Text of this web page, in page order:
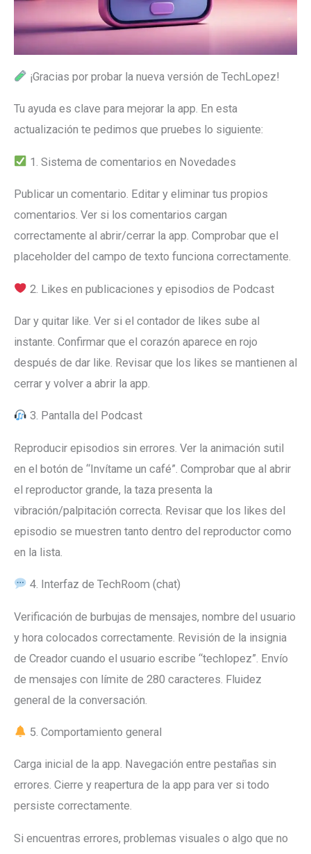
¡Gracias por probar la nueva versión de TechLopez!
Tu ayuda es clave para mejorar la app. En esta
actualización te pedimos que pruebes lo siguiente:
1. Sistema de comentarios en Novedades
Publicar un comentario. Editar y eliminar tus propios
comentarios. Ver si los comentarios cargan
correctamente al abrir/cerrar la app. Comprobar que el
placeholder del campo de texto funciona correctamente.
2. Likes en publicaciones y episodios de Podcast
Dar y quitar like. Ver si el contador de likes sube al
instante. Confirmar que el corazón aparece en rojo
después de dar like. Revisar que los likes se mantienen al
cerrar y volver a abrir la app.
3. Pantalla del Podcast
Reproducir episodios sin errores. Ver la animación sutil
en el botón de “Invítame un café”. Comprobar que al abrir
el reproductor grande, la taza presenta la
vibración/palpitación correcta. Revisar que los likes del
episodio se muestren tanto dentro del reproductor como
en la lista.
4. Interfaz de TechRoom (chat)
Verificación de burbujas de mensajes, nombre del usuario
y hora colocados correctamente. Revisión de la insignia
de Creador cuando el usuario escribe “techlopez”. Envío
de mensajes con límite de 280 caracteres. Fluidez
general de la conversación.
5. Comportamiento general
Carga inicial de la app. Navegación entre pestañas sin
errores. Cierre y reapertura de la app para ver si todo
persiste correctamente.
Si encuentras errores, problemas visuales o algo que no